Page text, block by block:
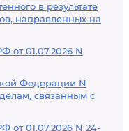
в результате
направленных на
от 01.07.2026 N
Федерации N
связанным с
от 01.07.2026 N 24-